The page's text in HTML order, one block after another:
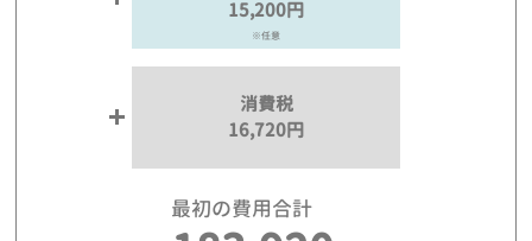
15,200円
※任意
消費税
16,720円
最初の費用合計